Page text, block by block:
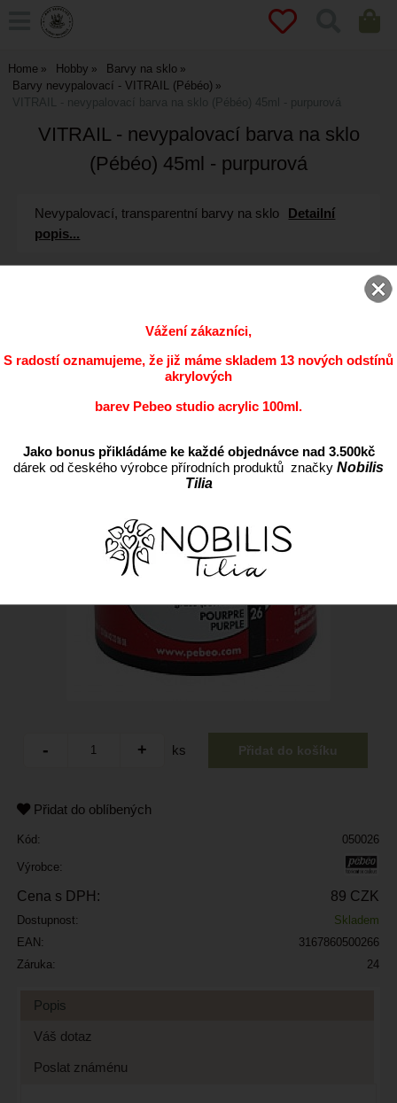
Home Hobby
Barvy na sklo
Barvy nevypalovací - VITRAIL (Pébéo)
VITRAIL - nevypalovací barva na sklo (Pébéo) 45ml - purpurová
VITRAIL - nevypalovací barva na sklo
(Pébéo) 45ml - purpurová
Nevypalovací, transparentní barvy na sklo
Detailní
popis...
ks
Přidat do oblíbených
Kód: 050026
Výrobce:
Cena s DPH: 89 CZK
Dostupnost:
Skladem
EAN:
3167860500266
Záruka:
24
Popis
Váš dotaz
Poslat známénu
Vážení zákazníci,
S radostí oznamujeme, že již máme skladem 13 nových odstínů
akrylových
barev Pebeo studio acrylic 100ml.
Jako bonus přikládáme ke každé objednávce nad 3.500kč
dárek od českého výrobce přírodních produktů značky Nobilis
Tilia